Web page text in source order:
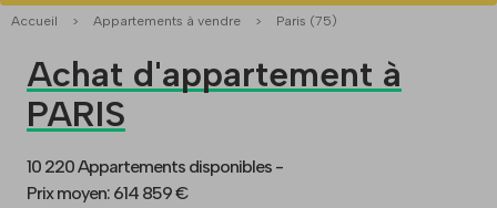
Accueil > Appartements à vendre > Paris (75)
Achat d'appartement à
PARIS
10 220 Appartements disponibles -
Prix moyen: 614 859 €